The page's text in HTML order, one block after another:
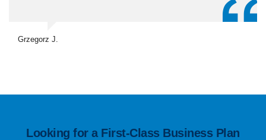
Grzegorz J.
Looking for a First-Class Business Plan